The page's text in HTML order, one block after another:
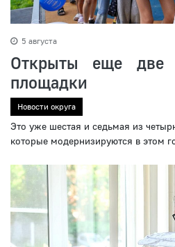
5 августа
Открыты еще две
площадки
Новости округа
Это уже шестая и седьмая из
которые модернизируются в этом